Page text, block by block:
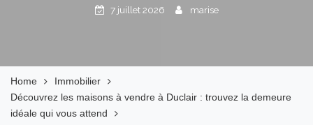
7 juillet 2026 marise
Home
Immobilier
Découvrez les maisons à vendre à Duclair : trouvez la demeure
idéale qui vous attend